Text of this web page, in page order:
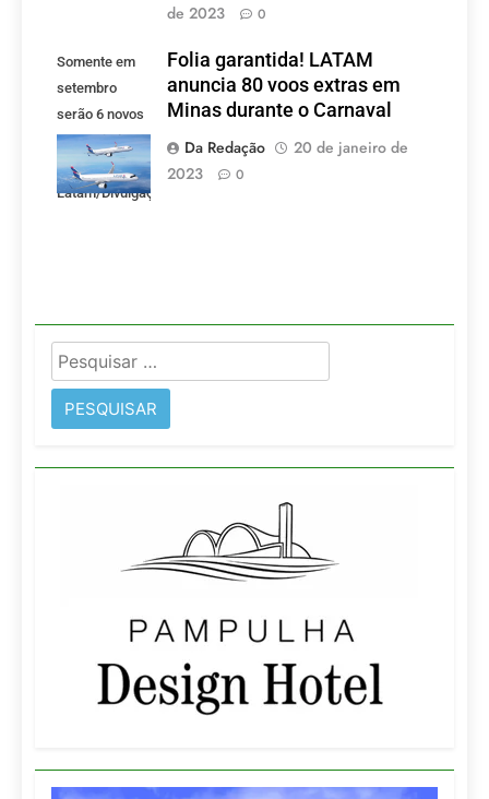
de 2023
0
Somente em
setembro
serão 6 novos
voos criados
pela LATAM.
Latam/Divulgação)
Folia garantida! LATAM
anuncia 80 voos extras em
Minas durante o Carnaval
Da Redação
20 de janeiro de
2023
0
Pesquisar
por: